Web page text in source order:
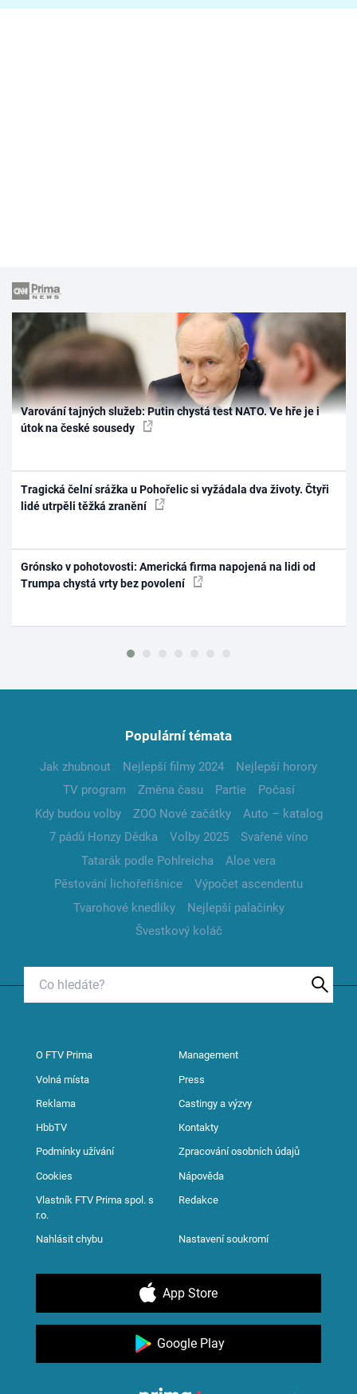
Varování tajných služeb: Putin chystá test NATO. Ve hře je i
útok na české sousedy
Tragická čelní srážka u Pohořelic si vyžádala dva životy. Čtyři
lidé utrpěli těžká zranění
Grónsko v pohotovosti: Americká firma napojená na lidi od
Trumpa chystá vrty bez povolení
Populární témata
Jak zhubnout Nejlepší filmy 2024
Nejlepší horory
TV program
Změna času Partie
Počasí
Kdy budou volby
ZOO Nové začátky
Auto – katalog
7 pádů Honzy Dědka
Volby 2025
Svařené víno
Tatarák podle Pohlreicha
Aloe vera
Pěstování lichořeřišnice
Výpočet ascendentu
Tvarohové knedlíky
Nejlepší palačinky
Švestkový koláč
O FTV Prima Management
Volná místa Press
Reklama Castingy a výzvy
HbbTV Kontakty
Podmínky užívání Zpracování osobních údajů
Cookies Nápověda
Vlastník FTV Prima spol. s
r.o.
Redakce
Nahlásit chybu Nastavení soukromí
App Store
Google Play